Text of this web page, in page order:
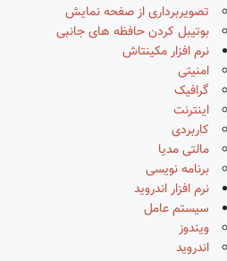
تصویربرداری از صفحه نمایش
بوتیبل کردن حافظه های جانبی
نرم افزار مکینتاش
امنیتی
گرافیک
اینترنت
کاربردی
مالتی مدیا
برنامه نویسی
نرم افزار اندروید
سیستم عامل
ویندوز
اندروید